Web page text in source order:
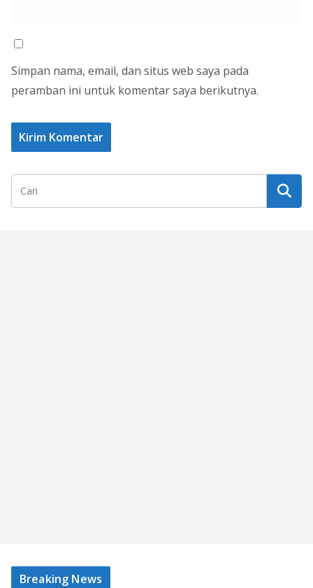
Simpan nama, email, dan situs web saya pada
peramban ini untuk komentar saya berikutnya.
Breaking News